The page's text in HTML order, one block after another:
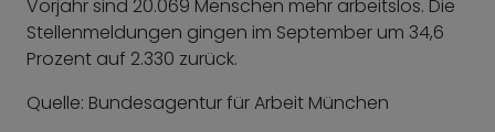
Vorjahr sind 20.069 Menschen mehr arbeitslos. Die
Stellenmeldungen gingen im September um 34,6
Prozent auf 2.330 zurück.
Quelle: Bundesagentur für Arbeit München